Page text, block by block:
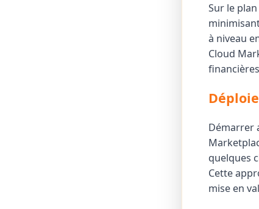
Sur le
à niveau
Cloud
Démarrer
quelques
Cette
mise en